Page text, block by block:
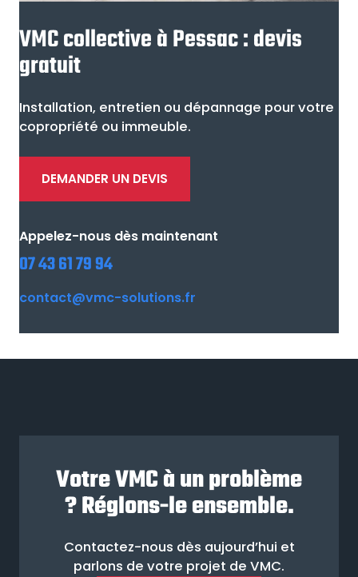
VMC collective à Pessac : devis
gratuit
Installation, entretien ou dépannage pour votre
copropriété ou immeuble.
DEMANDER UN DEVIS
Appelez-nous dès maintenant
07 43 61 79 94
contact@vmc-solutions.fr
Votre VMC à un problème
? Réglons-le ensemble.
Contactez-nous dès aujourd’hui et
parlons de votre projet de VMC.